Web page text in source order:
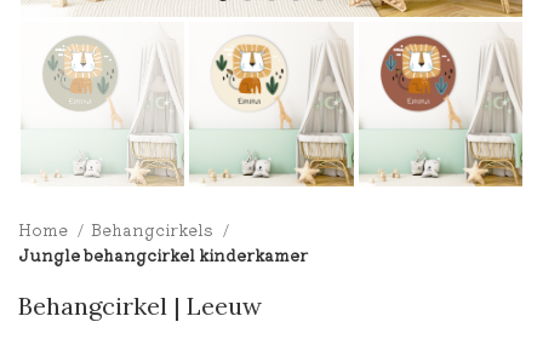
Home
Behangcirkels
Jungle behangcirkel kinderkamer
Behangcirkel | Leeuw